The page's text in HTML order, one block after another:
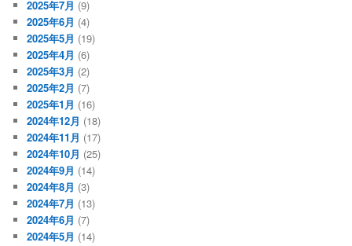
2025年7月 (9)
2025年6月 (4)
2025年5月 (19)
2025年4月 (6)
2025年3月 (2)
2025年2月 (7)
2025年1月 (16)
2024年12月 (18)
2024年11月 (17)
2024年10月 (25)
2024年9月 (14)
2024年8月 (3)
2024年7月 (13)
2024年6月 (7)
2024年5月 (14)